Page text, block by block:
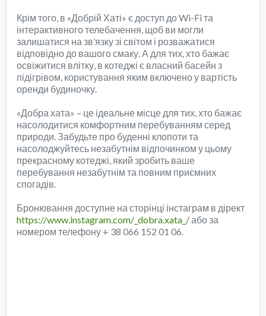
Крім того, в «Добрій Хаті» є доступ до Wi-Fi та
інтерактивного телебачення, щоб ви могли
залишатися на зв’язку зі світом і розважатися
відповідно до вашого смаку. А для тих, хто бажає
освіжитися влітку, в котеджі є власний басейн з
підігрівом, користування яким включено у вартість
оренди будиночку.
«Добра хата» – це ідеальне місце для тих, хто бажає
насолодитися комфортним перебуванням серед
природи. Забудьте про буденні клопоти та
насолоджуйтесь незабутнім відпочинком у цьому
прекрасному котеджі, який зробить ваше
перебування незабутнім та повним приємних
спогадів.
Бронювання доступне на сторінці інстаграм в дірект
https://www.instagram.com/_dobra.xata_/або за
номером телефону + 38 066 152 01 06.